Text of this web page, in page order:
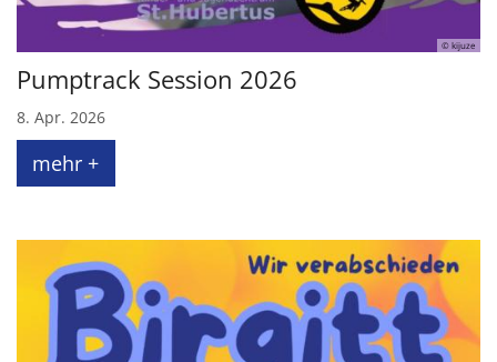
© kijuze
Pumptrack Session 2026
8. Apr. 2026
mehr +